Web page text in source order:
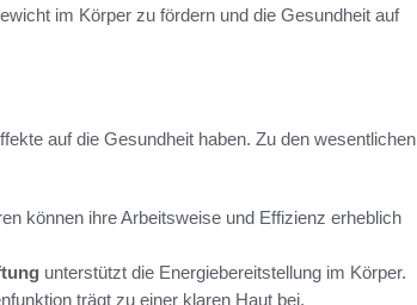
im Körper zu fördern und die Gesundheit auf
auf die Gesundheit haben. Zu den wesentlichen
können ihre Arbeitsweise und Effizienz erheblich
unterstützt die Energiebereitstellung im Körper.
trägt zu einer klaren Haut bei.